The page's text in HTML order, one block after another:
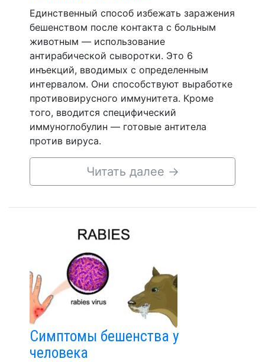
Единственный способ избежать заражения
бешенством после контакта с больным
животным — использование
антирабической сыворотки. Это 6
инъекций, вводимых с определенным
интервалом. Они способствуют выработке
противовирусного иммунитета. Кроме
того, вводится специфический
иммуноглобулин — готовые антитела
против вируса.
Читать далее →
Симптомы бешенства у
человека